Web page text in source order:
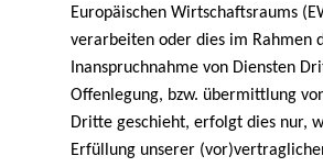
Europäischen Wirtschaftsraums
verarbeiten oder dies im Rahmen
Inanspruchnahme von Diensten
Offenlegung, bzw. übermittlung
Dritte geschieht, erfolgt dies nur,
Erfüllung unserer